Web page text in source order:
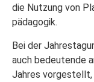
die Nutzung von
pädagogik.
Bei der
auch bedeutende
Jahres vorgestellt,